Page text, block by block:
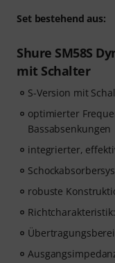
bis 14. Oktober
Tage-Gutschein
Premium-Kurs
Stevvi Alexander,
Streisand, Justin
Lerne die
für-Schritt-
Atmung,
Übungen, die dir
zu entwickeln.
deine
Set bestehend aus:
Shure SM58S
mit Schalter
S-Version mit
optimierter
Bassabsenkungen
integrierter,
robuste